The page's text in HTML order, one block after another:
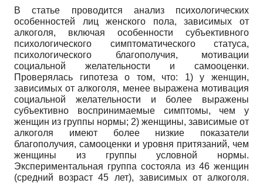
В статье проводится анализ психологических
особенностей лиц женского пола, зависимых от
алкоголя, включая особенности субъективного
психологического симптоматического статуса,
психологического благополучия, мотивации
социальной желательности и самооценки.
Проверялась гипотеза о том, что: 1) у женщин,
зависимых от алкоголя, менее выражена мотивация
социальной желательности и более выражены
субъективно воспринимаемые симптомы, чем у
женщин из группы нормы; 2) женщины, зависимые от
алкоголя имеют более низкие показатели
благополучия, самооценки и уровня притязаний, чем
женщины из группы условной нормы.
Экспериментальная группа состояла из 46 женщин
(средний возраст 45 лет), зависимых от алкоголя.